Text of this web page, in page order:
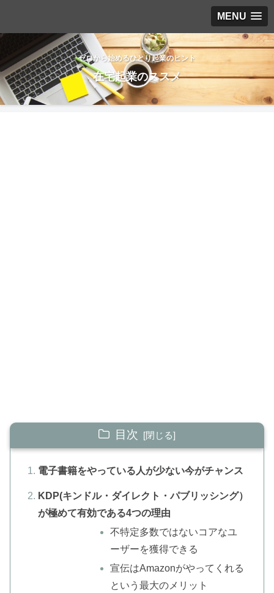
MENU
ゼロから始めるひとり起業のヒント
在宅起業のススメ
目次
電子書籍をやっている人が少ない今がチャンス
KDP(キンドル・ダイレクト・パブリッシング）
が極めて有効である4つの理由
不特定多数ではないコアなユ
ーザーを獲得できる
宣伝はAmazonがやってくれる
という最大のメリット